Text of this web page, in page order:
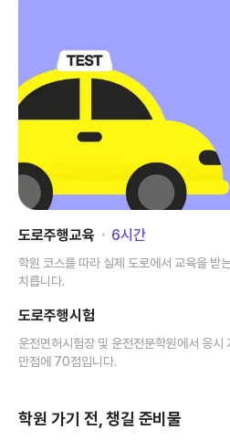
도로주행교육 ･ 6시간
학원 코스를 따라 실제 도로에서 교육을 받
치릅니다.
도로주행시험
운전면허시험장 및 운전전문학원에서 응
만점에 70점입니다.
학원 가기 전, 챙길 준비물